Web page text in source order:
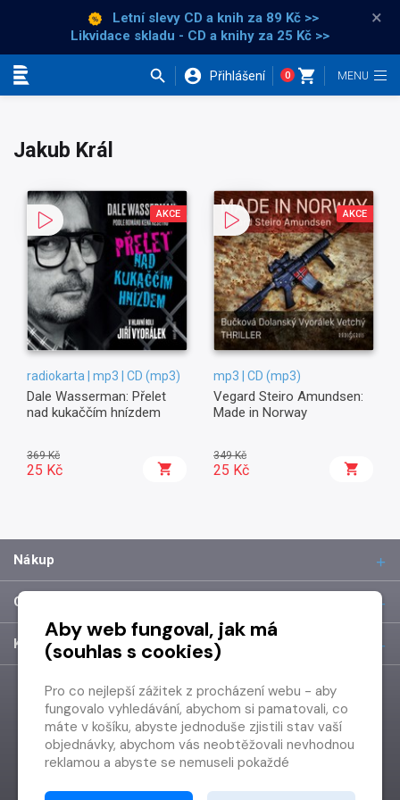
Letní slevy CD a knih za 89 Kč >>
Likvidace skladu - CD a knihy za 25 Kč >>
×
Přihlášení 0
Jakub Král
AKCE
radiokarta | mp3 | CD (mp3)
Dale Wasserman: Přelet
nad kukaččím hnízdem
369 Kč
25 Kč
AKCE
mp3 | CD (mp3)
Vegard Steiro Amundsen:
Made in Norway
349 Kč
25 Kč
Nákup
O společnosti
Kontakt
Aby web fungoval, jak má
(souhlas s cookies)
Pro co nejlepší zážitek z procházení webu - aby
fungovalo vyhledávání, abychom si pamatovali, co
máte v košíku, abyste jednoduše zjistili stav vaší
objednávky, abychom vás neobtěžovali nevhodnou
reklamou a abyste se nemuseli pokaždé